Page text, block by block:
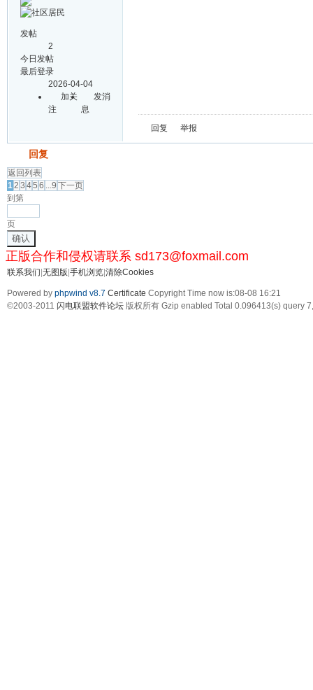
发帖
2
今日发帖
最后登录
2026-04-04
加关
注
发消
息
回复 举报
回复
返回列表
12 3 45 6 ...9 下一页
到第
页
确认
正版合作和侵权请联系 sd173@foxmail.com
联系我们 无图版 手机浏览 清除Cookies
Powered by phpwind v8.7 Certificate Copyright Time now is:08-08 16:21
©2003-2011 闪电联盟软件论坛 版权所有 Gzip enabled Total 0.096413(s) query 7,